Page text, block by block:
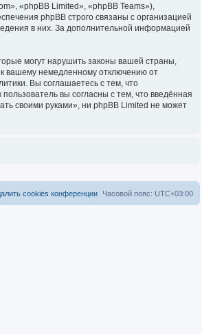
«phpBB Limited», «phpBB Teams»),
phpBB строго связаны с организацией
в них. За дополнительной информацией
могут нарушить законы вашей страны,
вашему немедленному отключению от
Вы соглашаетесь с тем, что
вы согласны с тем, что введённая
своими руками», ни phpBB Limited не может
Часовой пояс: UTC+03:00
cookies конференции